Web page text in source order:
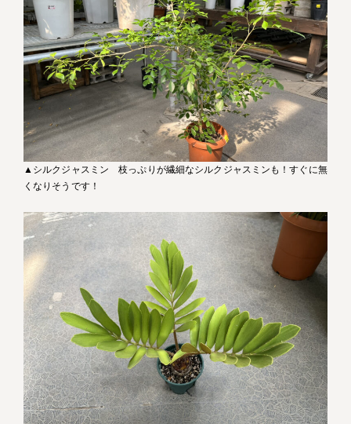
▲シルクジャスミン 枝っぷりが繊細なシルクジャスミンも！すぐに無
くなりそうです！